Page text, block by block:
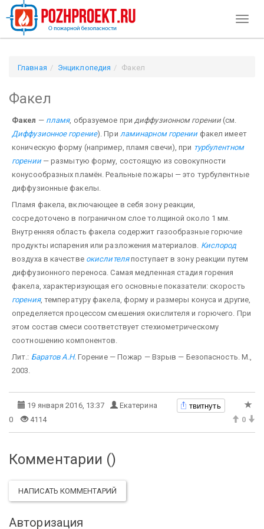
Главная Энциклопедия Факел
Факел
Факел — пламя, образуемое при диффузионном горении (см.
Диффузионное горение). При ламинарном горениифакел имеет
коническую форму (например, пламя свечи), при турбулентном
горении— размытую форму, состоящую из совокупности
конусообразных пламён. Реальные пожары — это турбулентные
диффузионные факелы.
Пламя факела, включающее в себя зону реакции,
сосредоточено в пограничном слое толщиной около 1 мм.
Внутренняя область факела содержит газообразные горючие
продукты испарения или разложения материалов. Кислород
воздуха в качестве окислителяпоступает в зону реакции путем
диффузионного переноса. Самая медленная стадия горения
факела, характеризующая его основные показатели: скорость
горения, температуру факела, форму и размеры конуса и другие,
определяется процессом смешения окислителя и горючего. При
этом состав смеси соответствует стехиометрическому
соотношению компонентов.
Лит.: Баратов А.Н. Горение — Пожар — Взрыв — Безопасность. М.,
2003.
19 января 2016, 13:37 Екатерина твитнуть
0 4114 0
Комментарии ()
НАПИСАТЬ КОММЕНТАРИЙ
Авторизация